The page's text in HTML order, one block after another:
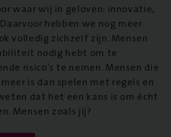
waar wij in geloven: innovatie,
hebben we nog meer
volledig zichzelf zijn. Mensen
nodig hebt om te
risico’s te nemen. Mensen die
is dan spelen met regels en
dat het een kans is om écht
Mensen zoals jij?